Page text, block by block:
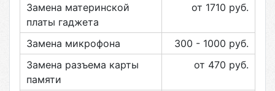
Замена материнской
платы гаджета
от 1710 руб.
Замена микрофона 300 - 1000 руб.
Замена разъема карты
памяти
от 470 руб.